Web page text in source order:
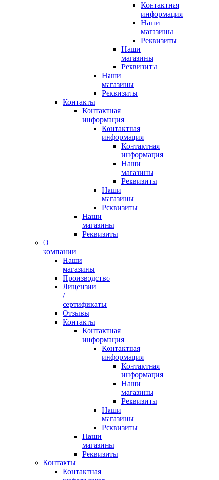
Контактная
информация
Наши
магазины
Реквизиты
Наши
магазины
Реквизиты
Наши
магазины
Реквизиты
Контакты
Контактная
информация
Контактная
информация
Контактная
информация
Наши
магазины
Реквизиты
Наши
магазины
Реквизиты
Наши
магазины
Реквизиты
О
компании
Наши
магазины
Производство
Лицензии
/
сертификаты
Отзывы
Контакты
Контактная
информация
Контактная
информация
Контактная
информация
Наши
магазины
Реквизиты
Наши
магазины
Реквизиты
Наши
магазины
Реквизиты
Контакты
Контактная